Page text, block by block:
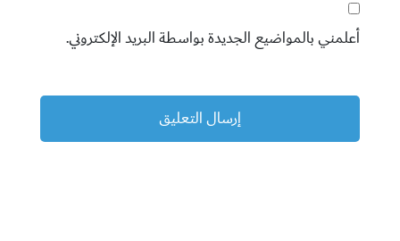
أعلمني بالمواضيع الجديدة بواسطة البريد الإلكتروني.